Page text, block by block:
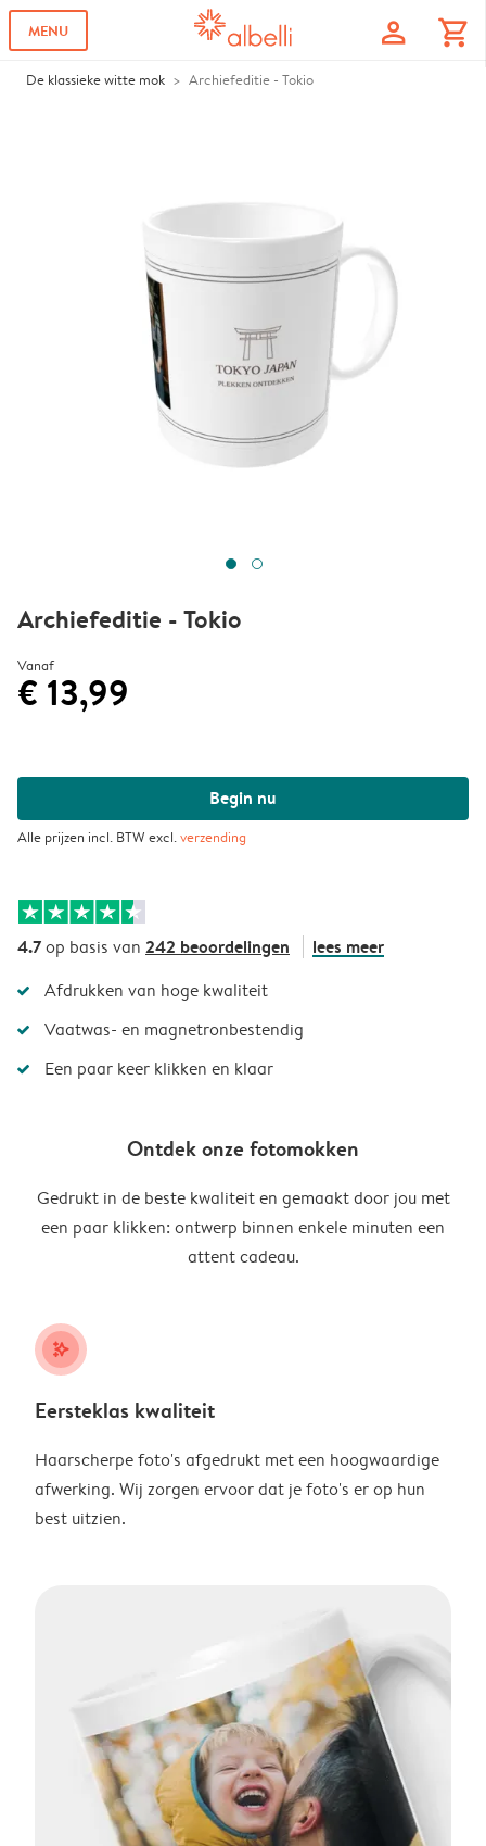
MENU profile shopping_cart
De klassieke witte mok Archiefeditie - Tokio
Archiefeditie - Tokio
Vanaf
€ 13,99
Begin nu
Alle prijzen incl. BTW excl.verzending
4.7op basis van 242 beoordelingen lees meer
Afdrukken van hoge kwaliteit
Vaatwas- en magnetronbestendig
Een paar keer klikken en klaar
Ontdek onze fotomokken
Gedrukt in de beste kwaliteit en gemaakt door jou met
een paar klikken: ontwerp binnen enkele minuten een
attent cadeau.
stars_plus
Eersteklas kwaliteit
Haarscherpe foto's afgedrukt met een hoogwaardige
afwerking. Wij zorgen ervoor dat je foto's er op hun
best uitzien.